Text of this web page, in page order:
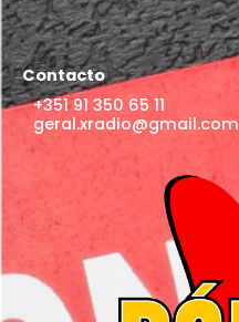
Contacto
+351 91 350 65 11
geral.xradio@gmail.com